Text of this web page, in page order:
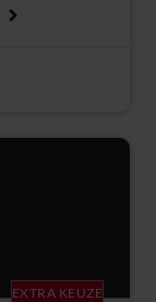
EXTRA KEUZE